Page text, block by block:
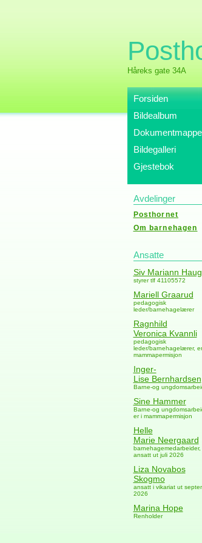
Håreks gate 34A
Forsiden
Bildealbum
Dokumentmappe
Bildegalleri
Gjestebok
Avdelinger
Posthornet
Om barnehagen
Ansatte
Siv Mariann Haug
styrer tlf 41105572
Mariell Graarud
pedagogisk
leder/barnehagelærer
Ragnhild
Veronica Kvannli
pedagogisk
leder/barnehagelærer,
mammapermisjon
Inger-
Lise Bernhardsen
Barne-og
Sine Hammer
Barne-og
er i mammapermisjon
Helle
Marie Neergaard
barnehagemedarbeider,
ansatt ut juli 2026
Liza Novabos
Skogmo
ansatt i vikariat ut
2026
Marina Hope
Renholder